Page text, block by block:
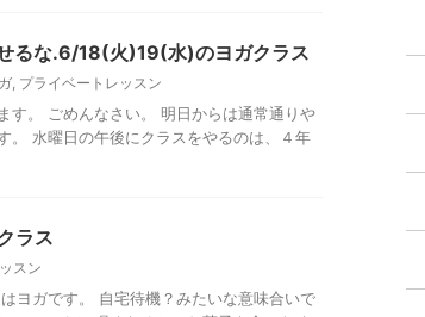
るな.6/18(火)19(水)のヨガクラス
, プライベートレッスン
す。 ごめんなさい。 明日からは通常通りや
。 水曜日の午後にクラスをやるのは、４年
ラス
スン
ヨガです。 自宅待機？みたいな意味合いで